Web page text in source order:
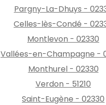
Pargny-La-Dhuys -
Celles-lès-Condé -
Montlevon - 02330
Vallées-en-Champagne -
Monthurel - 02330
Verdon - 51210
Saint-Eugène - 02330